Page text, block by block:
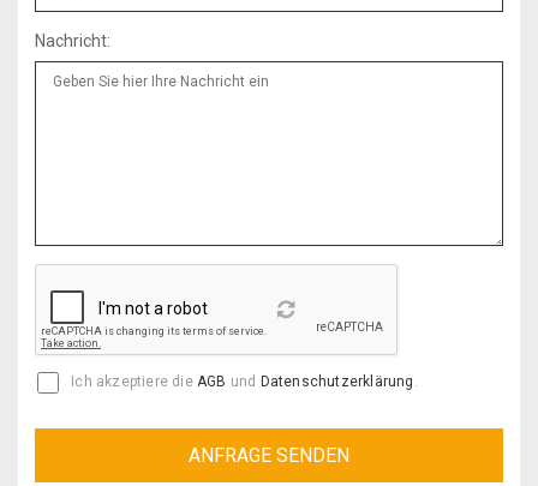
Nachricht:
Reload
Ich akzeptiere die AGB und Datenschutzerklärung .